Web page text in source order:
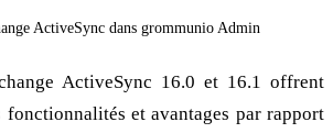
ActiveSync dans grommunio Admin
ActiveSync 16.0 et 16.1 offrent
et avantages par rapport